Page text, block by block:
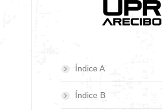
Índice A
Índice B